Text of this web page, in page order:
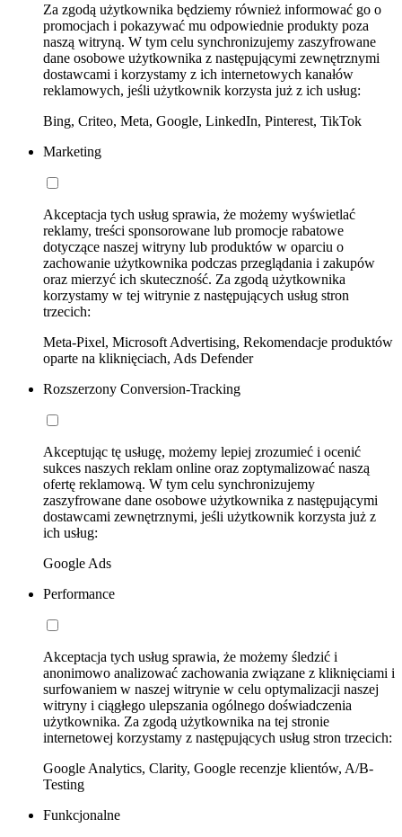
Za zgodą użytkownika będziemy również informować go o
promocjach i pokazywać mu odpowiednie produkty poza
naszą witryną. W tym celu synchronizujemy zaszyfrowane
dane osobowe użytkownika z następującymi zewnętrznymi
dostawcami i korzystamy z ich internetowych kanałów
reklamowych, jeśli użytkownik korzysta już z ich usług:
Bing, Criteo, Meta, Google, LinkedIn, Pinterest, TikTok
Marketing
Akceptacja tych usług sprawia, że możemy wyświetlać
reklamy, treści sponsorowane lub promocje rabatowe
dotyczące naszej witryny lub produktów w oparciu o
zachowanie użytkownika podczas przeglądania i zakupów
oraz mierzyć ich skuteczność. Za zgodą użytkownika
korzystamy w tej witrynie z następujących usług stron
trzecich:
Meta-Pixel, Microsoft Advertising, Rekomendacje produktów
oparte na kliknięciach, Ads Defender
Rozszerzony Conversion-Tracking
Akceptując tę usługę, możemy lepiej zrozumieć i ocenić
sukces naszych reklam online oraz zoptymalizować naszą
ofertę reklamową. W tym celu synchronizujemy
zaszyfrowane dane osobowe użytkownika z następującymi
dostawcami zewnętrznymi, jeśli użytkownik korzysta już z
ich usług:
Google Ads
Performance
Akceptacja tych usług sprawia, że możemy śledzić i
anonimowo analizować zachowania związane z kliknięciami i
surfowaniem w naszej witrynie w celu optymalizacji naszej
witryny i ciągłego ulepszania ogólnego doświadczenia
użytkownika. Za zgodą użytkownika na tej stronie
internetowej korzystamy z następujących usług stron trzecich:
Google Analytics, Clarity, Google recenzje klientów, A/B-
Testing
Funkcjonalne